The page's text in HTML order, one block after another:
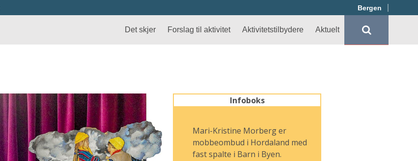
Bergen
Det skjer Forslag til aktivitet Aktivitetstilbydere Aktuelt
Infoboks
Mari-Kristine Morberg er
mobbeombud i Hordaland med
fast spalte i Barn i Byen.